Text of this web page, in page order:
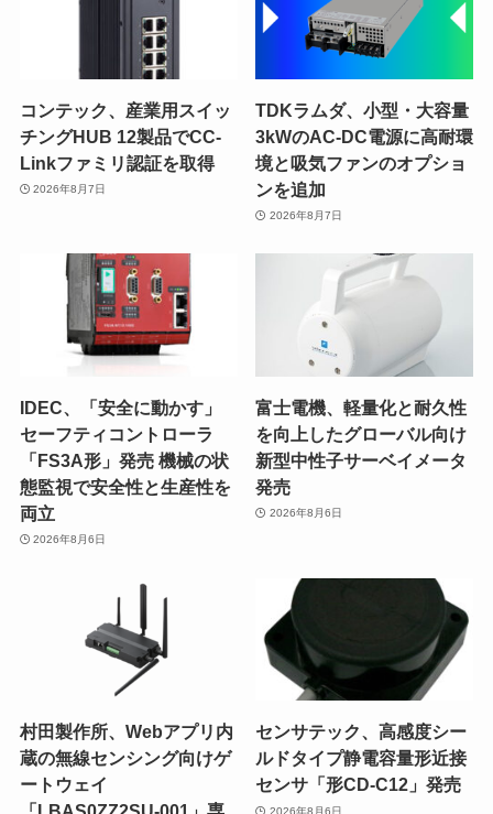
コンテック、産業用スイッ
チングHUB 12製品でCC-
Linkファミリ認証を取得
2026年8月7日
TDKラムダ、小型・大容量
3kWのAC-DC電源に高耐環
境と吸気ファンのオプショ
ンを追加
2026年8月7日
IDEC、「安全に動かす」
セーフティコントローラ
「FS3A形」発売 機械の状
態監視で安全性と生産性を
両立
2026年8月6日
富士電機、軽量化と耐久性
を向上したグローバル向け
新型中性子サーベイメータ
発売
2026年8月6日
村田製作所、Webアプリ内
蔵の無線センシング向けゲ
ートウェイ
センサテック、高感度シー
ルドタイプ静電容量形近接
センサ「形CD-C12」発売
2026年8月6日